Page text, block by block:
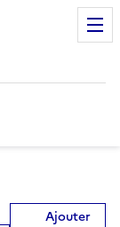
Ajouter